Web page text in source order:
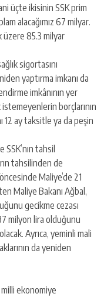
üçte ikisinin SSK prim
alacağımız 67 milyar.
üzere 85.3 milyar
sigortasını
yaptırma imkanı da
imkânının yer
borçlarının
12 ay taksitle ya da peşin
SSK’nın tahsil
tahsilinden de
Maliye’de 21
Maliye Bakanı Ağbal,
gecikme cezası
milyon lira olduğunu
Ayrıca, yeminli mali
da yeniden
milli ekonomiye